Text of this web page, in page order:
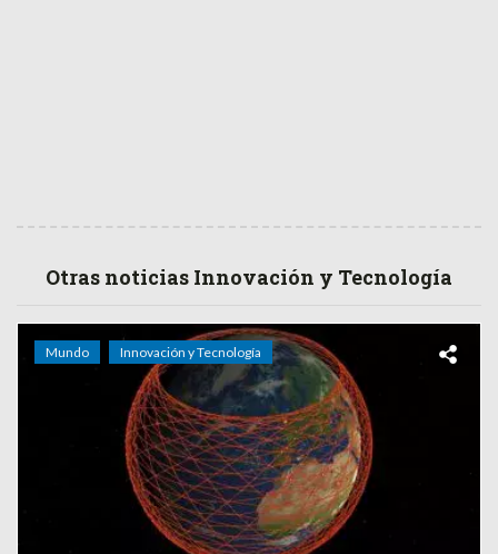
Otras noticias Innovación y Tecnología
Mundo Innovación y Tecnología